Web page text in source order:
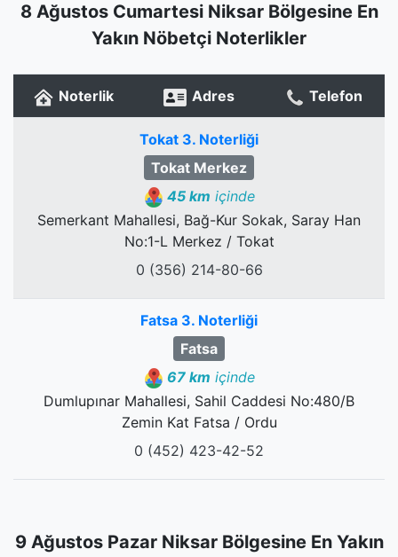
8 Ağustos Cumartesi Niksar Bölgesine En
Yakın Nöbetçi Noterlikler
Noterlik Adres Telefon
Tokat 3. Noterliği
Tokat Merkez
45 km içinde
Semerkant Mahallesi, Bağ-Kur Sokak, Saray Han
No:1-L Merkez / Tokat
0 (356) 214-80-66
Fatsa 3. Noterliği
Fatsa
67 km içinde
Dumlupınar Mahallesi, Sahil Caddesi No:480/B
Zemin Kat Fatsa / Ordu
0 (452) 423-42-52
9 Ağustos Pazar Niksar Bölgesine En Yakın